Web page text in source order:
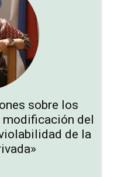
sobre los
modificación del
de la